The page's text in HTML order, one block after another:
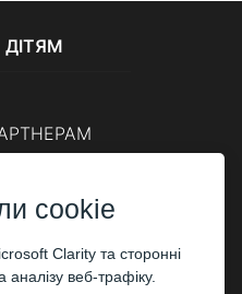
ДІТЯМ
клієнтам
cookie
Clarity та сторонні
веб-трафіку.